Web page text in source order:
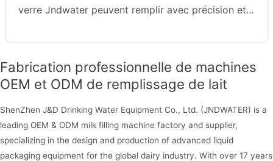
verre Jndwater peuvent remplir avec précision et
au thé, des sauces, des huiles, des cosmétiques,
des médicaments, de l’eau minérale, de l’eau
bouteilles en verre et sceller les bouchons en
même temps. Le remplisseur de bouteilles en verre
peut être utilisé pour des bouteilles de différentes
Fabrication professionnelle de machines
OEM et ODM de remplissage de lait
ShenZhen J&D Drinking Water Equipment Co., Ltd. (JNDWATER) is a
leading OEM & ODM milk filling machine factory and supplier,
specializing in the design and production of advanced liquid
packaging equipment for the global dairy industry. With over 17 years